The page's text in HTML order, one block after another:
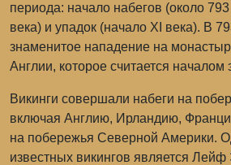
периода: начало набегов (около
века) и упадок (начало XI века). В
знаменитое нападение на
Англии, которое считается началом
Викинги совершали набеги на
включая Англию, Ирландию,
на побережья Северной Америки.
известных викингов является